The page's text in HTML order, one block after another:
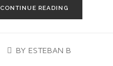
CONTINUE READING
BY ESTEBAN B